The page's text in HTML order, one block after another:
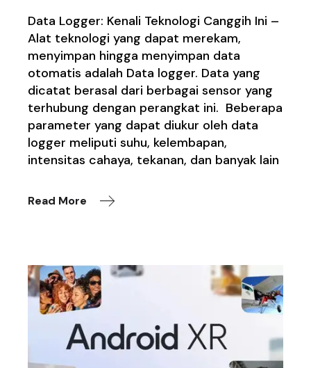
Data Logger: Kenali Teknologi Canggih Ini –
Alat teknologi yang dapat merekam,
menyimpan hingga menyimpan data
otomatis adalah Data logger. Data yang
dicatat berasal dari berbagai sensor yang
terhubung dengan perangkat ini. Beberapa
parameter yang dapat diukur oleh data
logger meliputi suhu, kelembapan,
intensitas cahaya, tekanan, dan banyak lain
Read More